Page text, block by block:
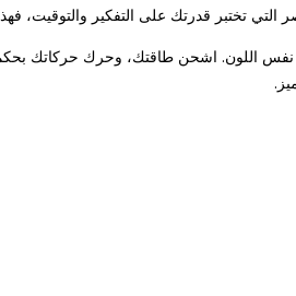
نفس اللون. اشحن طاقتك، وحرك حركاتك